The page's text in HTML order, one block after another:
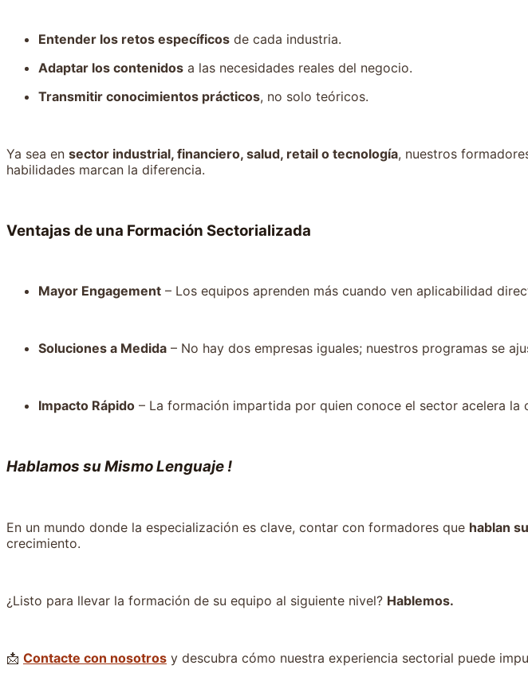
Entender los retos específicos de cada industria.
Adaptar los contenidos a las necesidades reales del negocio.
Transmitir conocimientos prácticos, no solo teóricos.
Ya sea en sector industrial, financiero, salud, retail o tecnología, nuestros
habilidades marcan la diferencia.
Ventajas de una Formación Sectorializada
Mayor Engagement – Los equipos aprenden más cuando ven aplicabilidad
Soluciones a Medida – No hay dos empresas iguales; nuestros programas se
Impacto Rápido – La formación impartida por quien conoce el sector acelera la
Hablamos su Mismo Lenguaje !
En un mundo donde la especialización es clave, contar con formadores que hablan
crecimiento.
¿Listo para llevar la formación de su equipo al siguiente nivel? Hablemos.
📩 Contacte con nosotros y descubra cómo nuestra experiencia sectorial puede